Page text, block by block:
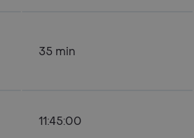
35 min
11:45:00